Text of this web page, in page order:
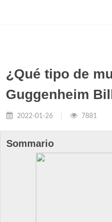
¿Qué tipo de
Guggenheim
2022-01-26 7881
Sommario